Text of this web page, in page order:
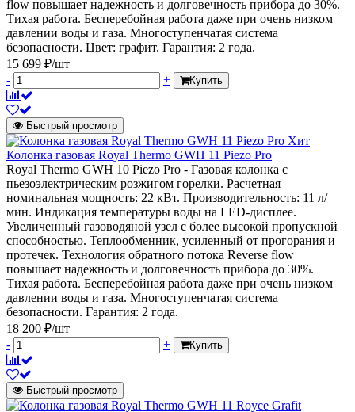
flow повышает надежность и долговечность прибора до 30%.
Тихая работа. Бесперебойная работа даже при очень низком
давлении воды и газа. Многоступенчатая система
безопасности. Цвет: графит. Гарантия: 2 года.
15 699 ₽/шт
-
+ Купить
Быстрый просмотр
Хит
Колонка газовая Royal Thermo GWH 11 Piezo Pro
Royal Thermo GWH 10 Piezo Pro - Газовая колонка с
пьезоэлектрическим розжигом горелки. Расчетная
номинальная мощность: 22 кВт. Производительность: 11 л/
мин. Индикация температуры воды на LED-дисплее.
Увеличенный газоводяной узел с более высокой пропускной
способностью. Теплообменник, усиленный от прогорания и
протечек. Технология обратного потока Reverse flow
повышает надежность и долговечность прибора до 30%.
Тихая работа. Бесперебойная работа даже при очень низком
давлении воды и газа. Многоступенчатая система
безопасности. Гарантия: 2 года.
18 200 ₽/шт
-
+ Купить
Быстрый просмотр